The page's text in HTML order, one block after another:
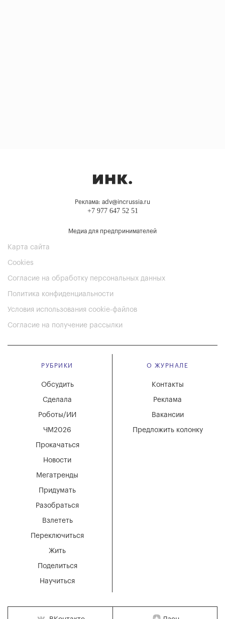
Реклама: adv@incrussia.ru
+7 977 647 52 51
Медиа для предпринимателей
Карта сайта
Cookies
Согласие на обработку персональных данных
Политика конфиденциальности
Условия использования cookie-файлов
Согласие на получение рассылки
РУБРИКИ
Мегатренды
Придумать
Разобраться
Взлететь
Новости
Переключиться
Жить
Поделиться
Научиться
Обсудить
Сделала
Роботы/ИИ
ЧМ2026
Прокачаться
О ЖУРНАЛЕ
Вакансии
Реклама
Контакты
Предложить колонку